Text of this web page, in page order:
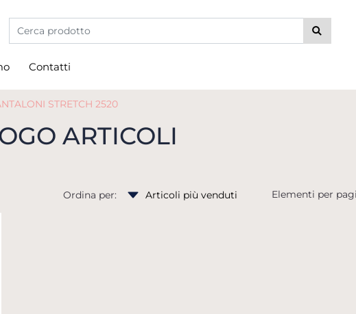
La modifica di un filtro aggiorna automaticamente gli altri filtri
Contatti
STRETCH 2520
ARTICOLI
Ordina per: Elementi per